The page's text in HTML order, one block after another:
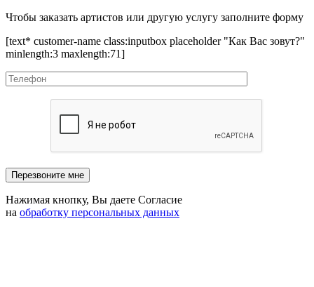
Чтобы заказать артистов или другую услугу заполните форму
[text* customer-name class:inputbox placeholder "Как Вас зовут?"
minlength:3 maxlength:71]
Нажимая кнопку, Вы даете Согласие
на обработку персональных данных